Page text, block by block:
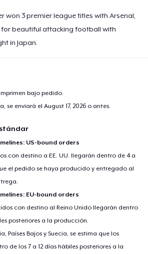
won 3 premier league titles with Arsenal,
for beautiful attacking football with
in Japan.
bajo pedido.
se enviará elAugust 17, 2026 o antes.
US-bound orders
con destino a EE. UU. llegarán dentro de 4 a
el pedido se haya producido y entregado al
EU-bound orders
con destino al Reino Unido llegarán dentro
posteriores a la producción.
Países Bajos y Suecia, se estima que los
de los 7 a 12 días hábiles posteriores a la